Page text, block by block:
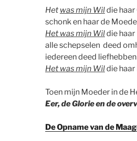
Het was mijn Wildie
schonk en haar de
Het was mijn Wildie haar
alle schepselen deed
iedereen deed
Het was mijn Wildie
Toen mijn Moeder in de
Eer, de Glorie en de
De Opname van de